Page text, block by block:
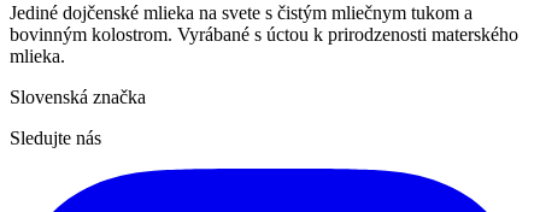
Jediné dojčenské mlieka na svete s čistým mliečnym tukom a
bovinným kolostrom. Vyrábané s úctou k prirodzenosti materského
mlieka.
Slovenská značka
Sledujte nás